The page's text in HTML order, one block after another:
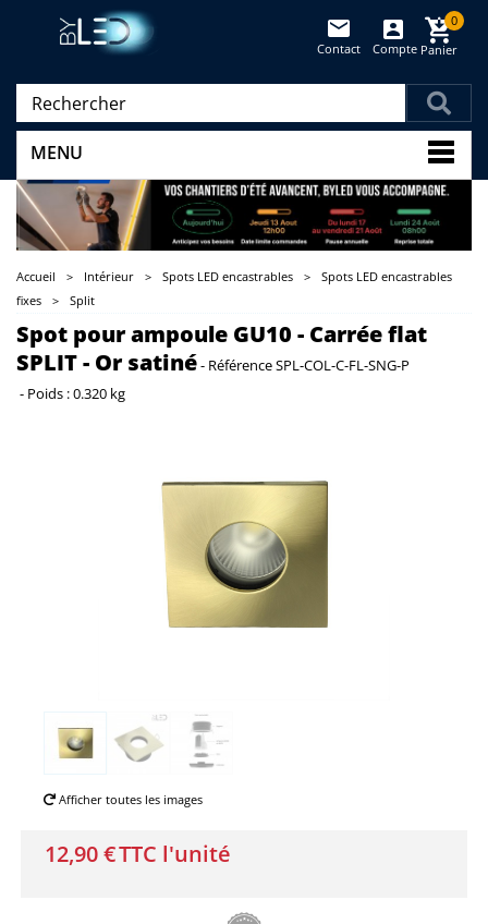
Panier
0
Compte
Contact
MENU
Accueil > Intérieur > Spots LED encastrables >
Spots LED encastrables
fixes
> Split
Spot pour ampoule GU10 - Carrée flat
SPLIT - Or satiné- RéférenceSPL-COL-C-FL-SNG-P
- Poids :0.320 kg
Afficher toutes les images
12,90 €TTC l'unité